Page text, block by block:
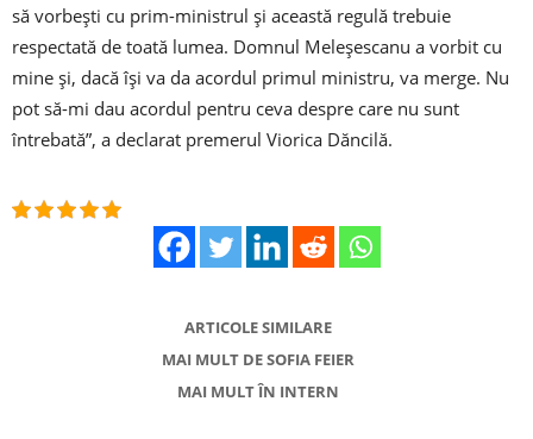
să vorbeşti cu prim-ministrul şi această regulă trebuie
respectată de toată lumea. Domnul Meleşescanu a vorbit cu
mine şi, dacă îşi va da acordul primul ministru, va merge. Nu
pot să-mi dau acordul pentru ceva despre care nu sunt
întrebată”, a declarat premerul Viorica Dăncilă.
ARTICOLE SIMILARE
MAI MULT DE SOFIA FEIER
MAI MULT ÎN INTERN